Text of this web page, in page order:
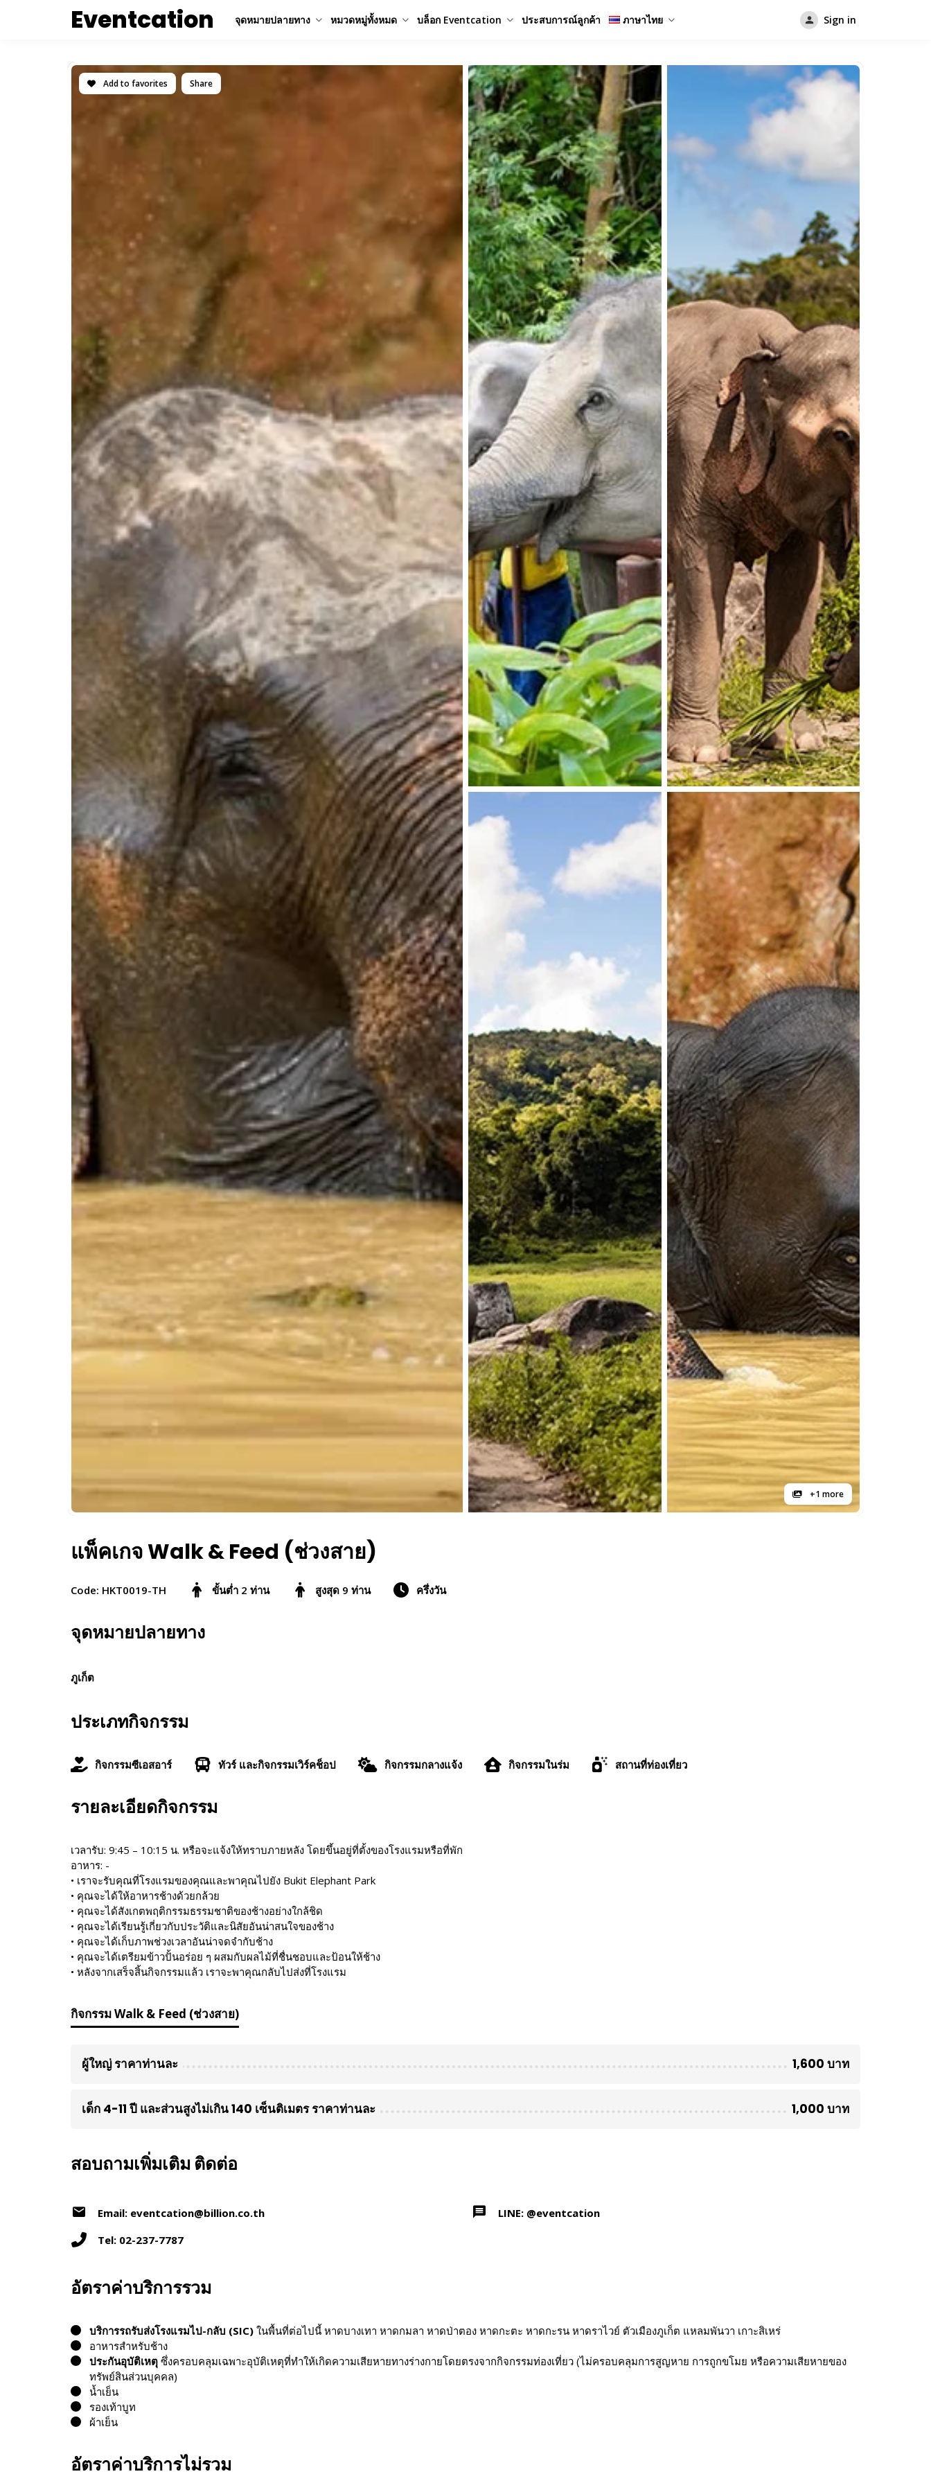
Eventcation จุดหมายปลายทาง หมวดหมู่ทั้งหมด บล็อก Eventcation ประสบการณ์ลูกค้า ภาษาไทย Sign in
Add to favorites Share
+1 more
แพ็คเกจ Walk & Feed (ช่วงสาย)
Code: HKT0019-TH ขั้นต่ำ 2 ท่าน สูงสุด 9 ท่าน ครึ่งวัน
จุดหมายปลายทาง
ภูเก็ต
ประเภทกิจกรรม
กิจกรรมซีเอสอาร์ ทัวร์ และกิจกรรมเวิร์คช็อป กิจกรรมกลางแจ้ง กิจกรรมในร่ม สถานที่ท่องเที่ยว
รายละเอียดกิจกรรม
เวลารับ: 9:45 – 10:15 น. หรือจะแจ้งให้ทราบภายหลัง โดยขึ้นอยู่ที่ตั้งของโรงแรมหรือที่พัก
อาหาร: -
• เราจะรับคุณที่โรงแรมของคุณและพาคุณไปยัง Bukit Elephant Park
• คุณจะได้ให้อาหารช้างด้วยกล้วย
• คุณจะได้สังเกตพฤติกรรมธรรมชาติของช้างอย่างใกล้ชิด
• คุณจะได้เรียนรู้เกี่ยวกับประวัติและนิสัยอันน่าสนใจของช้าง
• คุณจะได้เก็บภาพช่วงเวลาอันน่าจดจำกับช้าง
• คุณจะได้เตรียมข้าวปั้นอร่อย ๆ ผสมกับผลไม้ที่ชื่นชอบและป้อนให้ช้าง
• หลังจากเสร็จสิ้นกิจกรรมแล้ว เราจะพาคุณกลับไปส่งที่โรงแรม
กิจกรรม Walk & Feed (ช่วงสาย)
ผู้ใหญ่ ราคาท่านละ 1,600 บาท
เด็ก 4-11 ปี และส่วนสูงไม่เกิน 140 เซ็นติเมตร ราคาท่านละ 1,000 บาท
สอบถามเพิ่มเติม ติดต่อ
Email: eventcation@billion.co.th
LINE: @eventcation
Tel: 02-237-7787
อัตราค่าบริการรวม
บริการรถรับส่งโรงแรมไป-กลับ (SIC) ในพื้นที่ต่อไปนี้ หาดบางเทา หาดกมลา หาดป่าตอง หาดกะตะ หาดกะรน หาดราไวย์ ตัวเมืองภูเก็ต แหลมพันวา เกาะสิเหร่
อาหารสำหรับช้าง
ประกันอุบัติเหตุ ซึ่งครอบคลุมเฉพาะอุบัติเหตุที่ทำให้เกิดความเสียหายทางร่างกายโดยตรงจากกิจกรรมท่องเที่ยว (ไม่ครอบคลุมการสูญหาย การถูกขโมย หรือความเสียหายของ
ทรัพย์สินส่วนบุคคล)
น้ำเย็น
รองเท้าบูท
ผ้าเย็น
อัตราค่าบริการไม่รวม